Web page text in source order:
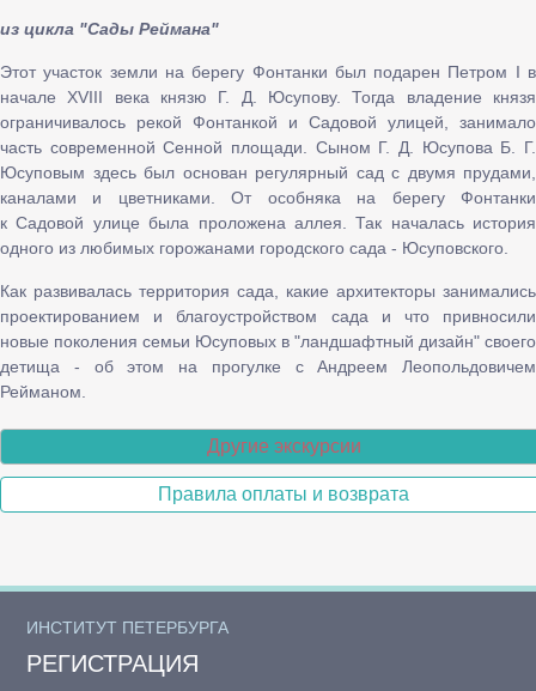
из цикла "Сады Реймана"
Этот участок земли на берегу Фонтанки был подарен Петром I в
начале XVIII века князю Г. Д. Юсупову. Тогда владение князя
ограничивалось рекой Фонтанкой и Садовой улицей, занимало
часть современной Сенной площади. Сыном Г. Д. Юсупова Б. Г.
Юсуповым здесь был основан регулярный сад с двумя прудами,
каналами и цветниками. От особняка на берегу Фонтанки
к Садовой улице была проложена аллея. Так началась история
одного из любимых горожанами городского сада - Юсуповского.
Как развивалась территория сада, какие архитекторы занимались
проектированием и благоустройством сада и что привносили
новые поколения семьи Юсуповых в "ландшафтный дизайн" своего
детища - об этом на прогулке с Андреем Леопольдовичем
Рейманом.
Другие экскурсии
Правила оплаты и возврата
ИНСТИТУТ ПЕТЕРБУРГА
РЕГИСТРАЦИЯ